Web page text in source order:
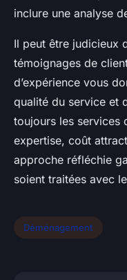
inclure une analyse
Il peut être judicieux
témoignages de
d’expérience vous
qualité du service et
toujours les services
expertise, coût
approche réfléchie
soient traitées avec
Déménagement